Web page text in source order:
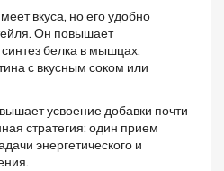
вкуса, но его удобно
Он повышает
белка в мышцах.
с вкусным соком или
усвоение добавки почти
стратегия: один прием
энергетического и